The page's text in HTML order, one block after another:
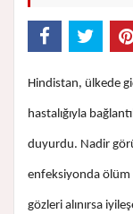
Hindistan, ülkede
hastalığıyla
duyurdu. Nadir
enfeksiyonda ölüm
gözleri alınırsa